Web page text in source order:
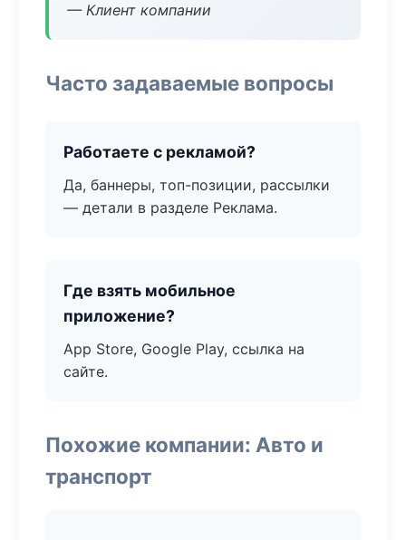
— Клиент компании
Часто задаваемые вопросы
Работаете с рекламой?
Да, баннеры, топ-позиции, рассылки
— детали в разделе Реклама.
Где взять мобильное
приложение?
App Store, Google Play, ссылка на
сайте.
Похожие компании: Авто и
транспорт